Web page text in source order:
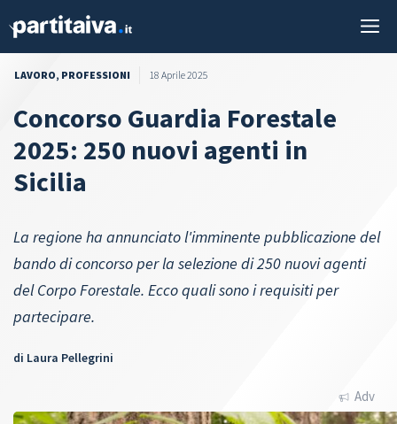
LAVORO, PROFESSIONI 18 Aprile 2025
Concorso Guardia Forestale
2025: 250 nuovi agenti in
Sicilia
La regione ha annunciato l'imminente pubblicazione del
bando di concorso per la selezione di 250 nuovi agenti
del Corpo Forestale. Ecco quali sono i requisiti per
partecipare.
di Laura Pellegrini
Adv